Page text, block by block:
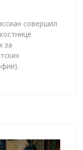
совершил
за